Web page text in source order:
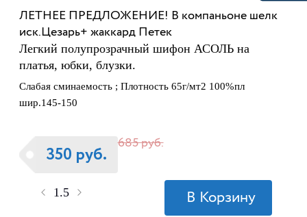
ЛЕТНЕЕ ПРЕДЛОЖЕНИЕ! В компаньоне шелк
иск.Цезарь+ жаккард Петек
Легкий полупрозрачный шифон АСОЛЬна
платья, юбки, блузки.
Слабая сминаемость ; Плотность 65г/мт2 100%пл
шир.145-150
685 руб.
350 руб.